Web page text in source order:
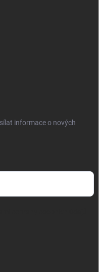
informace o nových